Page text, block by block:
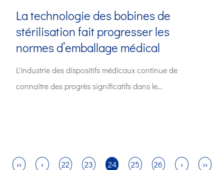
La technologie des bobines de
stérilisation fait progresser les
normes d’emballage médical
L'industrie des dispositifs médicaux continue de
connaître des progrès significatifs dans le...
‹‹ ‹ 22 23 24 25 26 › ››